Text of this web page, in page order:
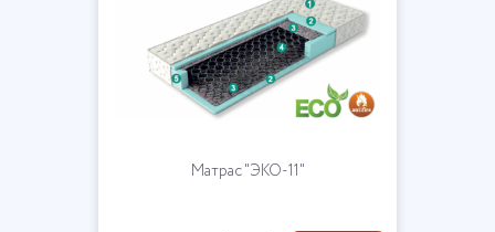
Матрас "ЭКО-11"